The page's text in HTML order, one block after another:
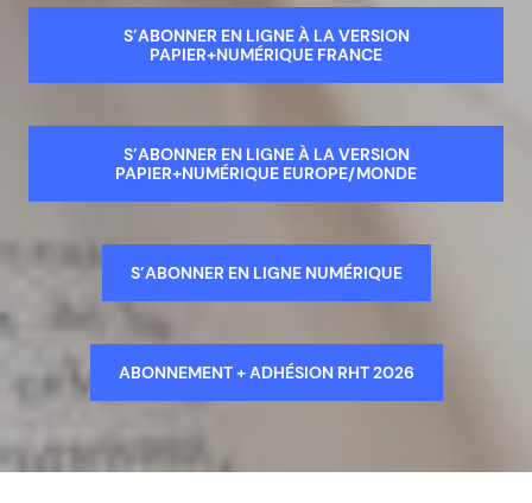
S’ABONNER EN LIGNE À LA VERSION
PAPIER+NUMÉRIQUE FRANCE
S’ABONNER EN LIGNE À LA VERSION
PAPIER+NUMÉRIQUE EUROPE/MONDE
S’ABONNER EN LIGNE NUMÉRIQUE
ABONNEMENT + ADHÉSION RHT 2026